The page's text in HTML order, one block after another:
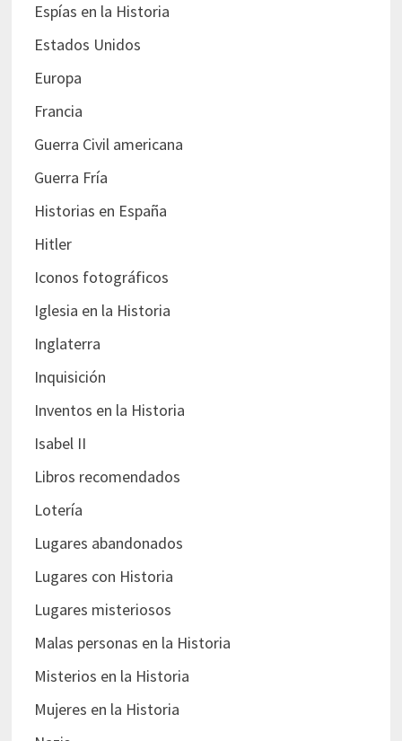
Espías en la Historia
Estados Unidos
Europa
Francia
Guerra Civil americana
Guerra Fría
Historias en España
Hitler
Iconos fotográficos
Iglesia en la Historia
Inglaterra
Inquisición
Inventos en la Historia
Isabel II
Libros recomendados
Lotería
Lugares abandonados
Lugares con Historia
Lugares misteriosos
Malas personas en la Historia
Misterios en la Historia
Mujeres en la Historia